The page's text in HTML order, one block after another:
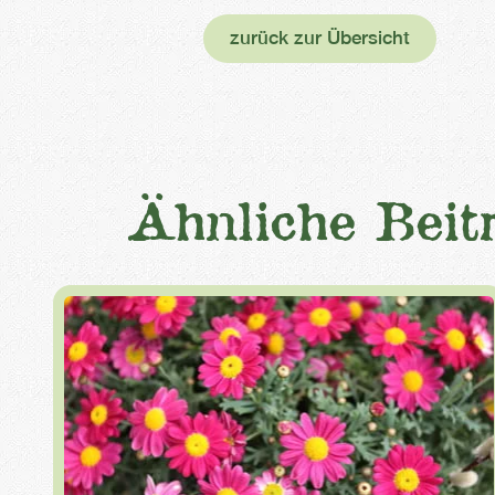
zurück zur Übersicht
Ähnliche